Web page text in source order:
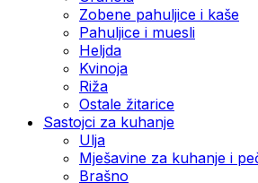
Zobene pahuljice i kaše
Pahuljice i muesli
Heljda
Kvinoja
Riža
Ostale žitarice
Sastojci za kuhanje
Ulja
Mješavine za kuhanje i
Brašno